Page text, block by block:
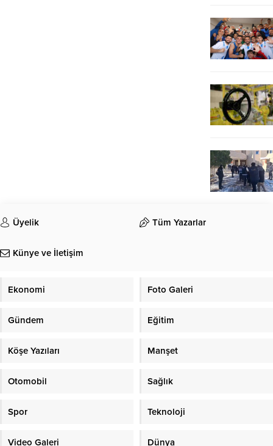
Üyelik Tüm Yazarlar
Künye ve İletişim
Ekonomi Foto Galeri
Gündem Eğitim
Köşe Yazıları Manşet
Otomobil Sağlık
Spor Teknoloji
Video Galeri Dünya